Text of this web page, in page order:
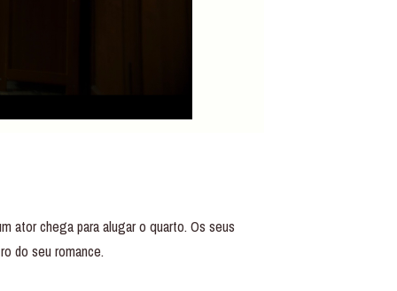
ator chega para alugar o quarto. Os seus
do seu romance.